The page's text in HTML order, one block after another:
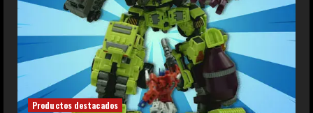
Productos destacados